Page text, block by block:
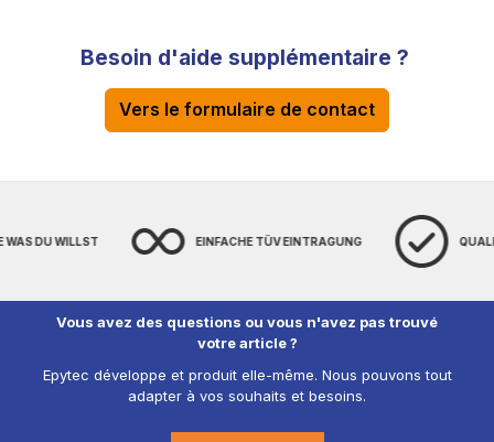
Besoin d'aide supplémentaire ?
Vers le formulaire de contact
WAS DU WILLST EINFACHE TÜV EINTRAGUNG
Vous avez des questions ou vous n'avez pas trouvé
votre article ?
Epytec développe et produit elle-même. Nous pouvons tout
adapter à vos souhaits et besoins.